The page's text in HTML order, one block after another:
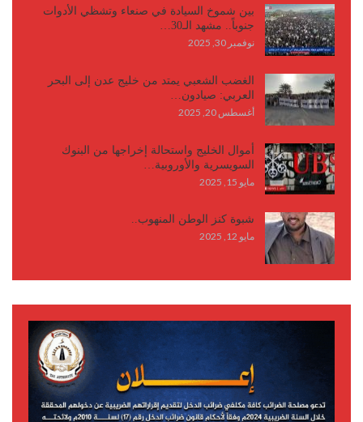
بين شموخ السيادة في صنعاء وتشظي الأدوات
جنوباً.. مشهد الـ30…
نوفمبر 30, 2025
الغضب الشعبي يمتد من خليج عدن إلى البحر
العربي: صيادون…
أغسطس 20, 2025
أموال الخليج واستحالة إخراجها من البنوك
السويسرية والأوروبية…
مايو 15, 2025
شبوة كنز الوطن المنهوب..
مايو 12, 2025